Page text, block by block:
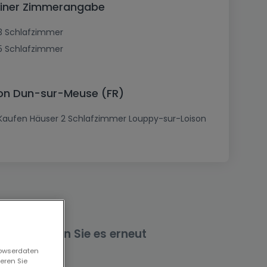
Zimmerangabe
Schlafzimmer
Schlafzimmer
Dun-sur-Meuse (FR)
Häuser 2 Schlafzimmer Louppy-sur-Loison
versuchen Sie es erneut
Sie